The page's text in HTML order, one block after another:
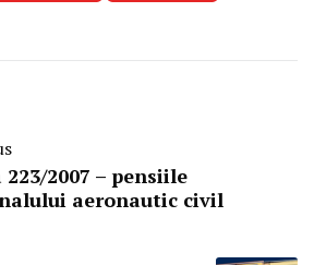
223/2007 – pensiile
aeronautic civil